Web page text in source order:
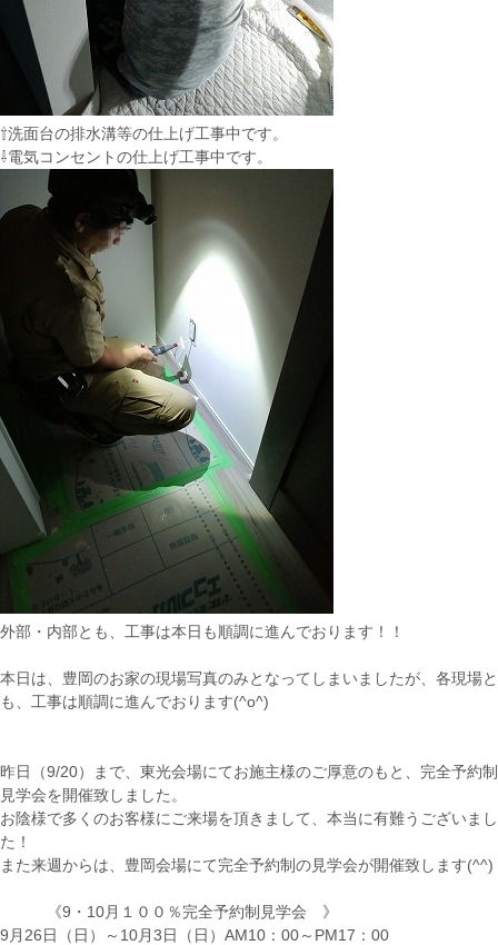
⇧洗面台の排水溝等の仕上げ工事中です。
⇩電気コンセントの仕上げ工事中です。
外部・内部とも、工事は本日も順調に進んでおります！！
本日は、豊岡のお家の現場写真のみとなってしまいましたが、各現場と
も、工事は順調に進んでおります(^o^)
昨日（9/20）まで、東光会場にてお施主様のご厚意のもと、完全予約制
見学会を開催致しました。
お陰様で多くのお客様にご来場を頂きまして、本当に有難うございまし
た！
また来週からは、豊岡会場にて完全予約制の見学会が開催致します(^^)
《9・10月１００％完全予約制見学会 》
9月26日（日）～10月3日（日）AM10：00～PM17：00